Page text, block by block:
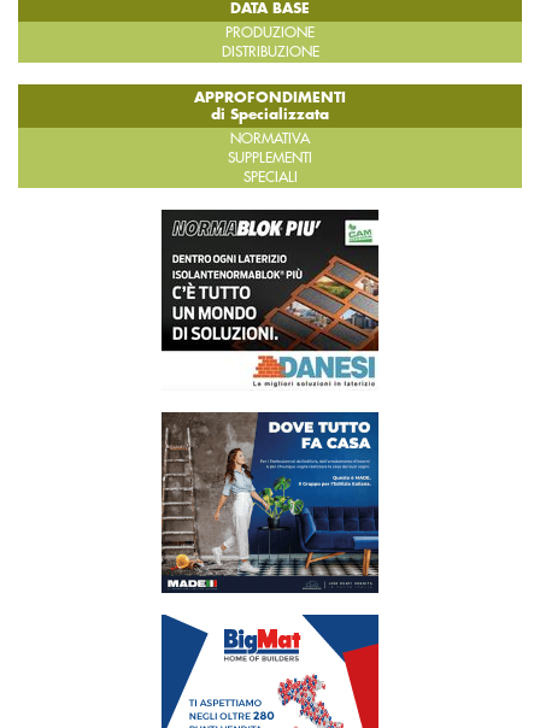
DATA BASE
PRODUZIONE
DISTRIBUZIONE
APPROFONDIMENTI
di Specializzata
NORMATIVA
SUPPLEMENTI
SPECIALI